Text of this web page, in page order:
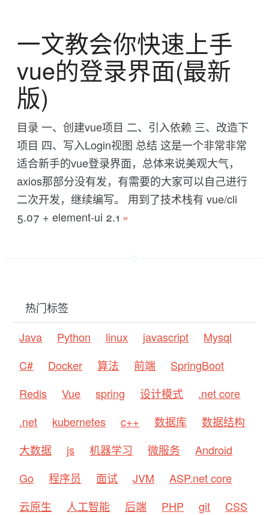
一文教会你快速上手
vue的登录界面(最新
版)
目录 一、创建vue项目 二、引入依赖 三、改造下
项目 四、写入Login视图 总结 这是一个非常非常
适合新手的vue登录界面，总体来说美观大气，
axios那部分没有发，有需要的大家可以自己进行
二次开发，继续编写。 用到了技术栈有 vue/cli
5.07 + element-ui 2.1 »
热门标签
Java
Python linux javascript
Mysql
C#
Docker 算法 前端
SpringBoot
Redis
Vue spring 设计模式
.net core
.net
kubernetes c++ 数据库
数据结构
大数据
js 机器学习 微服务
Android
Go
程序员 面试 JVM
ASP.net core
云原生
人工智能 后端 PHP git CSS